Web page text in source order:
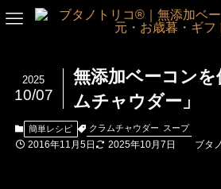
無添加ベーコン
ムチャウダー」
2025
10/07
簡単レシピ クラムチャウダー スープ
2016年11月5日 2025年10月7日 ブタ